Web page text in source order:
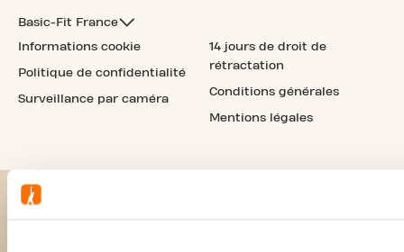
Basic-Fit France
Informations cookie
Politique de confidentialité
Surveillance par caméra
14 jours de droit de
rétractation
Conditions générales
Mentions légales